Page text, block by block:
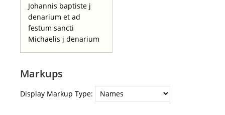
Johannis baptiste j
denarium et ad
festum sancti
Michaelis j denarium
Markups
Display Markup Type: